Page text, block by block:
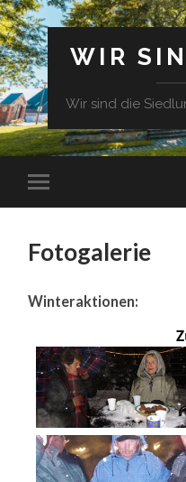
WIR
Wir sind die
Fotogalerie
Winteraktionen: